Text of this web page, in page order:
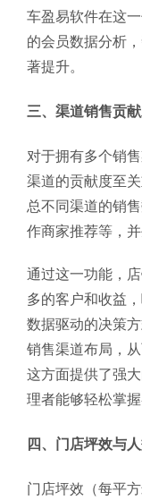
车盈易软件在这
的会员数据分析
著提升。
三、渠道销售贡
对于拥有多个销
渠道的贡献度至
总不同渠道的销
作商家推荐等，
通过这一功能，
多的客户和收益
数据驱动的决策
销售渠道布局，
这方面提供了强
理者能够轻松掌
四、门店坪效与
门店坪效（每平